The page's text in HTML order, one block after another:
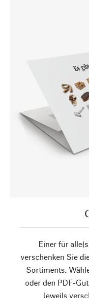
Einer für
verschenken Sie
Sortiments.
oder den PDF-
Jeweils